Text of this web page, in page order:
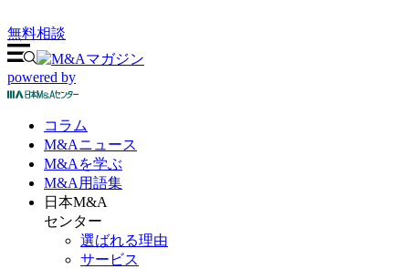
無料相談
powered by
コラム
M&Aニュース
M&Aを学ぶ
M&A 用語集
日本M&A
センター
選ばれる理由
サービス